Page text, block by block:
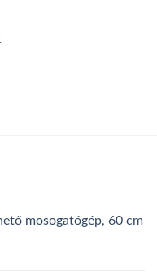
mosogatógép, 60 cm